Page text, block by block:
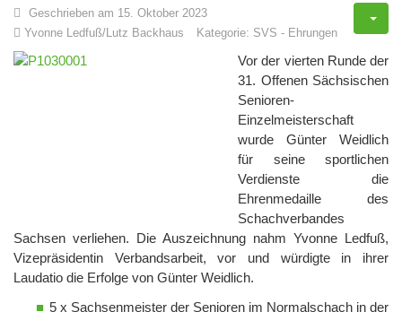
Geschrieben am 15. Oktober 2023
Yvonne Ledfuß/Lutz Backhaus
Kategorie: SVS - Ehrungen
Vor der vierten Runde der
31. Offenen Sächsischen
Senioren-
Einzelmeisterschaft
wurde Günter Weidlich
für seine sportlichen
Verdienste die
Ehrenmedaille des
Schachverbandes
Sachsen verliehen. Die Auszeichnung nahm Yvonne Ledfuß,
Vizepräsidentin Verbandsarbeit, vor und würdigte in ihrer
Laudatio die Erfolge von Günter Weidlich.
5 x Sachsenmeister der Senioren im Normalschach in der